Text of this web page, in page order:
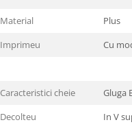
Material
Plus
Imprimeu
Cu
Caracteristici cheie
Gluga
Decolteu
In V